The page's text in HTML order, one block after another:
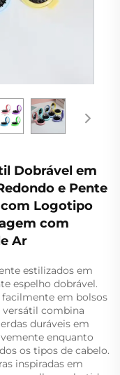
Dobrável em
e Pente
Logotipo
com
Ar
estilizados em
espelho dobrável.
em bolsos
versátil combina
duráveis em
enquanto
os tipos de cabelo.
inspiradas em